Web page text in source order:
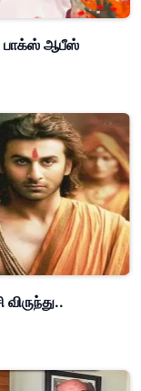
பாக்ஸ் ஆபீஸ்